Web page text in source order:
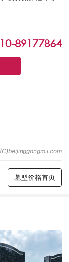
89177864
墓型价格首页